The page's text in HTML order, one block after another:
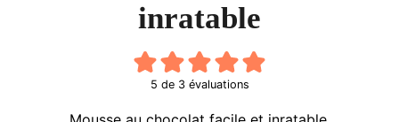
inratable
5 de 3évaluations